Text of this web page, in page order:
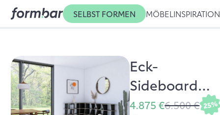
SELBST FORMEN MÖBEL INSPIRATION
Eck-
Sideboard
Cornito
4.875 €6.500 € 25%